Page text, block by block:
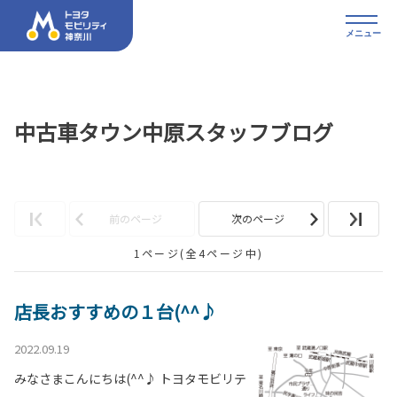
メニュー
中古車タウン中原スタッフブログ
前のページ 次のページ
1ページ(全4ページ中)
店長おすすめの１台(^^♪
2022.09.19
みなさまこんにちは(^^♪ トヨタモビリテ